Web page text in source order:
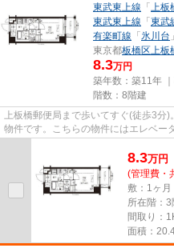
東武東上線 「 上板
東武東上線 「 東武
有楽町線 「 氷川台
東京都板橋区上板
8.3万円
築年数：築11年 ｜
階数：8階建
上板橋郵便局まで歩いてすぐ(徒歩3
物件です。こちらの物件にはエレベー
8.3万円
(管理費・
敷：1ヶ月
所在階：3
間取り：
面積：